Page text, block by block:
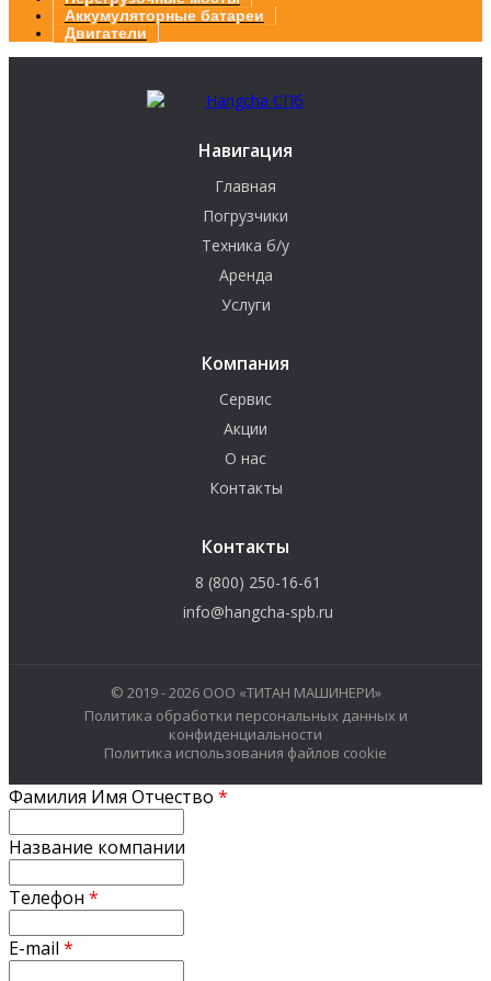
Аккумуляторные батареи
Двигатели
Навигация
Главная
Погрузчики
Техника б/у
Аренда
Услуги
Компания
Сервис
Акции
О нас
Контакты
Контакты
8 (800) 250-16-61
info@hangcha-spb.ru
© 2019 - 2026 ООО «ТИТАН МАШИНЕРИ»
Политика обработки персональных данных и
конфиденциальности
Политика использования файлов cookie
Фамилия Имя Отчество *
Название компании
Телефон *
E-mail *